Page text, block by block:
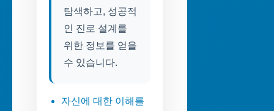
탐색하고, 성공적
인 진로 설계를
위한 정보를 얻을
수 있습니다.
자신에 대한 이해를